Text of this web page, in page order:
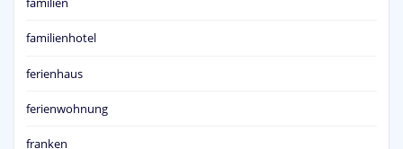
familienhotel
ferienhaus
ferienwohnung
franken